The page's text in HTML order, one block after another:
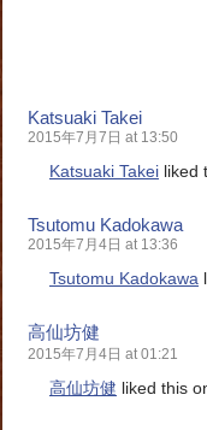
Katsuaki Takei
2015年7月7日 at 13:50
Katsuaki Takei liked
Tsutomu Kadokawa
2015年7月4日 at 13:36
Tsutomu Kadokawa
高仙坊健
2015年7月4日 at 01:21
高仙坊健 liked this